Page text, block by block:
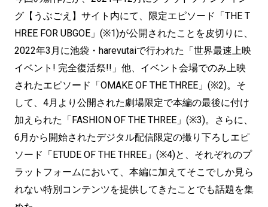
グ【うぶごえ】サイト内にて、限定エピソード「THE T
HREE FOR UBGOE」(※1)が公開されたことを皮切りに、
2022年3月に池袋・harevutaiで行われた「世界最速上映
イベント! 完全復活祭!!」他、イベント会場でのみ上映
されたエピソード「OMAKE OF THE THREE」(※2)。そ
して、4月より公開された劇場限定で本編の最後に付け
加えられた「FASHION OF THE THREE」(※3)。さらに、
6月から開始されたデジタル配信限定の撮り下ろしエピ
ソード「ETUDE OF THE THREE」(※4)と、それぞれのプ
ラットフォームにおいて、本編に加えてそこでしか見ら
れない特別コンテンツを提供してきたことでも話題を集